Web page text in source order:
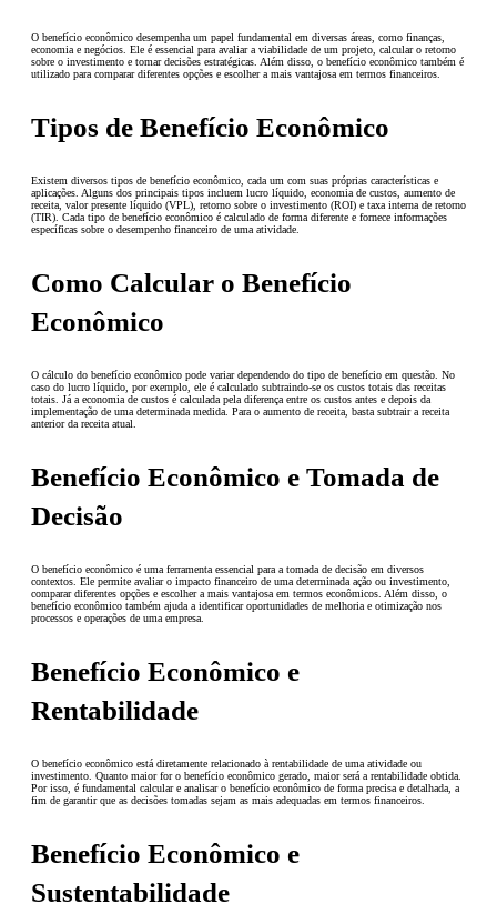
O benefício econômico desempenha um papel fundamental em diversas áreas, como finanças,
economia e negócios. Ele é essencial para avaliar a viabilidade de um projeto, calcular o retorno
sobre o investimento e tomar decisões estratégicas. Além disso, o benefício econômico também é
utilizado para comparar diferentes opções e escolher a mais vantajosa em termos financeiros.
Tipos de Benefício Econômico
Existem diversos tipos de benefício econômico, cada um com suas próprias características e
aplicações. Alguns dos principais tipos incluem lucro líquido, economia de custos, aumento de
receita, valor presente líquido (VPL), retorno sobre o investimento (ROI) e taxa interna de retorno
(TIR). Cada tipo de benefício econômico é calculado de forma diferente e fornece informações
específicas sobre o desempenho financeiro de uma atividade.
Como Calcular o Benefício
Econômico
O cálculo do benefício econômico pode variar dependendo do tipo de benefício em questão. No
caso do lucro líquido, por exemplo, ele é calculado subtraindo-se os custos totais das receitas
totais. Já a economia de custos é calculada pela diferença entre os custos antes e depois da
implementação de uma determinada medida. Para o aumento de receita, basta subtrair a receita
anterior da receita atual.
Benefício Econômico e Tomada de
Decisão
O benefício econômico é uma ferramenta essencial para a tomada de decisão em diversos
contextos. Ele permite avaliar o impacto financeiro de uma determinada ação ou investimento,
comparar diferentes opções e escolher a mais vantajosa em termos econômicos. Além disso, o
benefício econômico também ajuda a identificar oportunidades de melhoria e otimização nos
processos e operações de uma empresa.
Benefício Econômico e
Rentabilidade
O benefício econômico está diretamente relacionado à rentabilidade de uma atividade ou
investimento. Quanto maior for o benefício econômico gerado, maior será a rentabilidade obtida.
Por isso, é fundamental calcular e analisar o benefício econômico de forma precisa e detalhada, a
fim de garantir que as decisões tomadas sejam as mais adequadas em termos financeiros.
Benefício Econômico e
Sustentabilidade